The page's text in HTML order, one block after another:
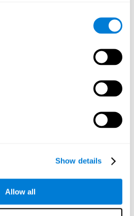
Show details
Allow all
를 통해 참가자들과 연락을 취했습니
노인들이었습니다. 또한, 적어도 6 개월
아야했습니다. MMSE (간이정신상태평
60점 미만을 획득한 참가자들은 배
각, 의학이나 신경 관련 질병, 알코올
치는 약물을 복용하는 (수면을 위해 복
자들도 연구에서 배제되었습니다.
며 어떤 종류의 피드백도 주지 않는 8